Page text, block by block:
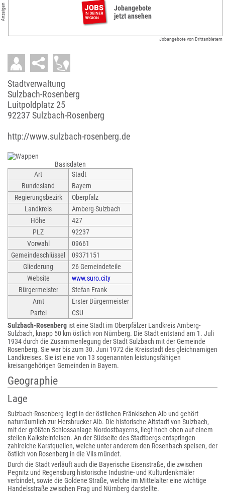
Anzeigen
Jobangebote
jetzt ansehen
Jobangebote von Drittanbietern
Stadtverwaltung
Sulzbach-Rosenberg
Luitpoldplatz 25
92237 Sulzbach-Rosenberg
http://www.sulzbach-rosenberg.de
Basisdaten
Art
Stadt
Bundesland
Bayern
Regierungsbezirk
Oberpfalz
Landkreis
Amberg-Sulzbach
Höhe
427
PLZ
92237
Vorwahl
09661
Gemeindeschlüssel
09371151
Gliederung
26 Gemeindeteile
Website
www.suro.city
Bürgermeister
Stefan Frank
Amt
Erster Bürgermeister
Partei
CSU
Sulzbach-Rosenberg ist eine Stadt im Oberpfälzer Landkreis Amberg-
Sulzbach, knapp 50 km östlich von Nürnberg. Die Stadt entstand am 1. Juli
1934 durch die Zusammenlegung der Stadt Sulzbach mit der Gemeinde
Rosenberg. Sie war bis zum 30. Juni 1972 die Kreisstadt des gleichnamigen
Landkreises. Sie ist eine von 13 sogenannten leistungsfähigen
kreisangehörigen Gemeinden in Bayern.
Geographie
Lage
Sulzbach-Rosenberg liegt in der östlichen Fränkischen Alb und gehört
naturräumlich zur Hersbrucker Alb. Die historische Altstadt von Sulzbach,
mit der größten Schlossanlage Nordostbayerns, liegt hoch oben auf einem
steilen Kalksteinfelsen. An der Südseite des Stadtbergs entspringen
zahlreiche Karstquellen, welche unter anderem den Rosenbach speisen, der
östlich von Rosenberg in die Vils mündet.
Durch die Stadt verläuft auch die Bayerische Eisenstraße, die zwischen
Pegnitz und Regensburg historische Industrie- und Kulturdenkmäler
verbindet, sowie die Goldene Straße, welche im Mittelalter eine wichtige
Handelsstraße zwischen Prag und Nürnberg darstellte.